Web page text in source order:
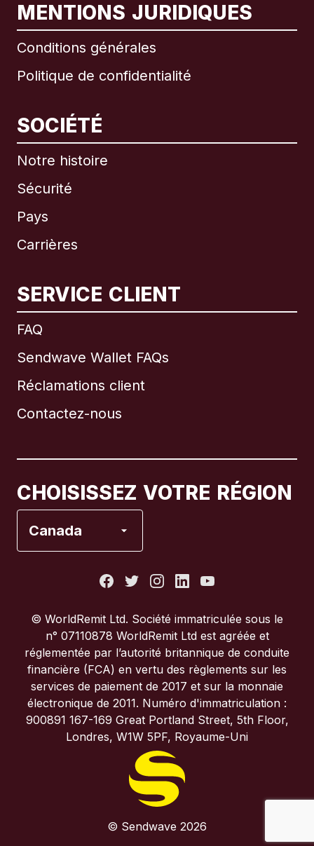
MENTIONS JURIDIQUES
Conditions générales
Politique de confidentialité
SOCIÉTÉ
Notre histoire
Sécurité
Pays
Carrières
SERVICE CLIENT
FAQ
Sendwave Wallet FAQs
Réclamations client
Contactez-nous
CHOISISSEZ VOTRE RÉGION
Canada
International English
Brésil
Italie
Portugal
Royaume-Uni
© WorldRemit Ltd. Société immatriculée sous le
n° 07110878 WorldRemit Ltd est agréée et
réglementée par l’autorité britannique de conduite
financière (FCA) en vertu des règlements sur les
services de paiement de 2017 et sur la monnaie
électronique de 2011. Numéro d'immatriculation :
900891 167-169 Great Portland Street, 5th Floor,
Londres, W1W 5PF, Royaume-Uni
© Sendwave 2026